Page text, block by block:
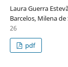
Laura Guerra
Barcelos, Milena
26
pdf